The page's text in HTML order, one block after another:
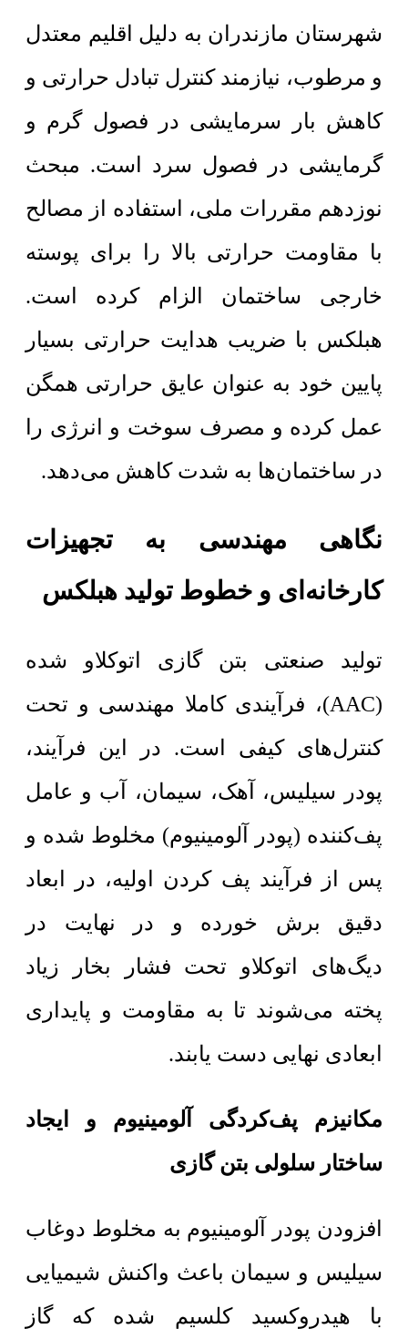
شهرستان مازندران به دلیل اقلیم معتدل
و مرطوب، نیازمند کنترل تبادل حرارتی و
کاهش بار سرمایشی در فصول گرم و
گرمایشی در فصول سرد است. مبحث
نوزدهم مقررات ملی، استفاده از مصالح
با مقاومت حرارتی بالا را برای پوسته
خارجی ساختمان الزام کرده است.
هبلکس با ضریب هدایت حرارتی بسیار
پایین خود به عنوان عایق حرارتی همگن
عمل کرده و مصرف سوخت و انرژی را
در ساختمان‌ها به شدت کاهش می‌دهد.
نگاهی مهندسی به تجهیزات
کارخانه‌ای و خطوط تولید هبلکس
تولید صنعتی بتن گازی اتوکلاو شده
(AAC)، فرآیندی کاملا مهندسی و تحت
کنترل‌های کیفی است. در این فرآیند،
پودر سیلیس، آهک، سیمان، آب و عامل
پف‌کننده (پودر آلومینیوم) مخلوط شده و
پس از فرآیند پف کردن اولیه، در ابعاد
دقیق برش خورده و در نهایت در
دیگ‌های اتوکلاو تحت فشار بخار زیاد
پخته می‌شوند تا به مقاومت و پایداری
ابعادی نهایی دست یابند.
مکانیزم پف‌کردگی آلومینیوم و ایجاد
ساختار سلولی بتن گازی
افزودن پودر آلومینیوم به مخلوط دوغاب
سیلیس و سیمان باعث واکنش شیمیایی
با هیدروکسید کلسیم شده که گاز